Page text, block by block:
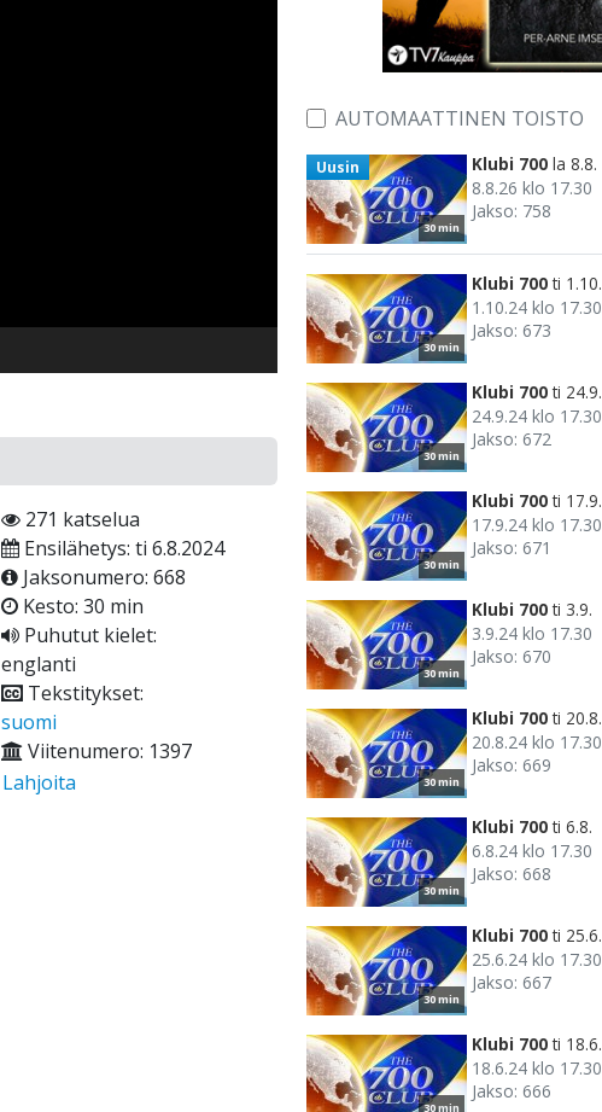
271 katselua
Ensilähetys: ti 6.8.2024
Jaksonumero: 668
Kesto: 30 min
Puhutut kielet:
englanti
Tekstitykset:
suomi
Viitenumero: 1397
Lahjoita
AUTOMAATTINEN TOISTO
30 min
Uusin Klubi 700 la 8.8.
8.8.26 klo 17.30
Jakso: 758
30 min
Klubi 700 ti 1.10.
1.10.24 klo 17.30
Jakso: 673
30 min
Klubi 700 ti 24.9.
24.9.24 klo 17.30
Jakso: 672
30 min
Klubi 700 ti 17.9.
17.9.24 klo 17.30
Jakso: 671
30 min
Klubi 700 ti 3.9.
3.9.24 klo 17.30
Jakso: 670
30 min
Klubi 700 ti 20.8.
20.8.24 klo 17.30
Jakso: 669
30 min
Klubi 700 ti 6.8.
6.8.24 klo 17.30
Jakso: 668
30 min
Klubi 700 ti 25.6.
25.6.24 klo 17.30
Jakso: 667
30 min
Klubi 700 ti 18.6.
18.6.24 klo 17.30
Jakso: 666